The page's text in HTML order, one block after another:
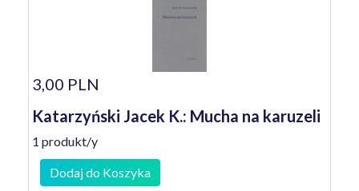
3,00 PLN
Katarzyński Jacek K.: Mucha na karuzeli
1 produkt/y
Dodaj do Koszyka